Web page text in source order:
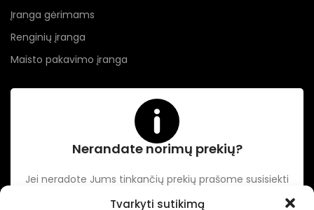
Tvarkyti sutikimą
Įranga gėrimams
Renginių įranga
Maisto pakavimo įranga
Nerandate norimų prekių?
Jei neradote Jums tinkančių prekių prašome susisiekti